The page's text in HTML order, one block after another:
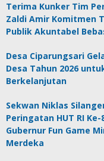
Terima Kunker Tim
Zaldi Amir Komitmen
Publik Akuntabel
Desa Ciparungsari
Desa Tahun 2026
Berkelanjutan
Sekwan Niklas
Peringatan HUT RI
Gubernur Fun Game
Merdeka